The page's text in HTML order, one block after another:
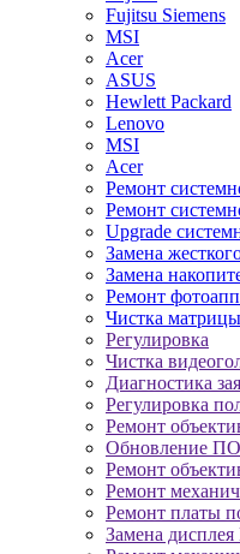
Fujitsu Siemens
MSI
Acer
ASUS
Hewlett Packard
Lenovo
MSI
Acer
Ремонт
Ремонт
Upgrade
Замена
Замена
Ремонт
Чистка
Регулировка
Чистка
Диагностика
Регулировка
Ремонт
Обновление
Ремонт
Ремонт
Ремонт платы
Замена